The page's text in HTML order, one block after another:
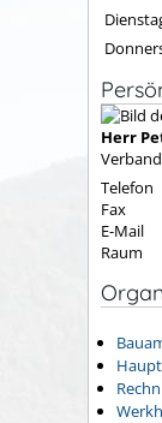
Herr
Telefon
Fax
E-Mail
Raum